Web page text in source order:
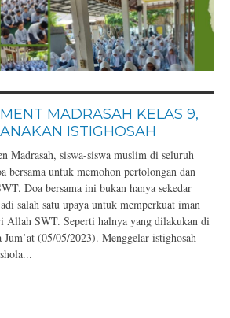
MADRASAH KELAS 9,
ISTIGHOSAH
Madrasah, siswa-siswa muslim di seluruh
bersama untuk memohon pertolongan dan
Doa bersama ini bukan hanya sekedar
salah satu upaya untuk memperkuat iman
Allah SWT. Seperti halnya yang dilakukan di
(05/05/2023). Menggelar istighosah